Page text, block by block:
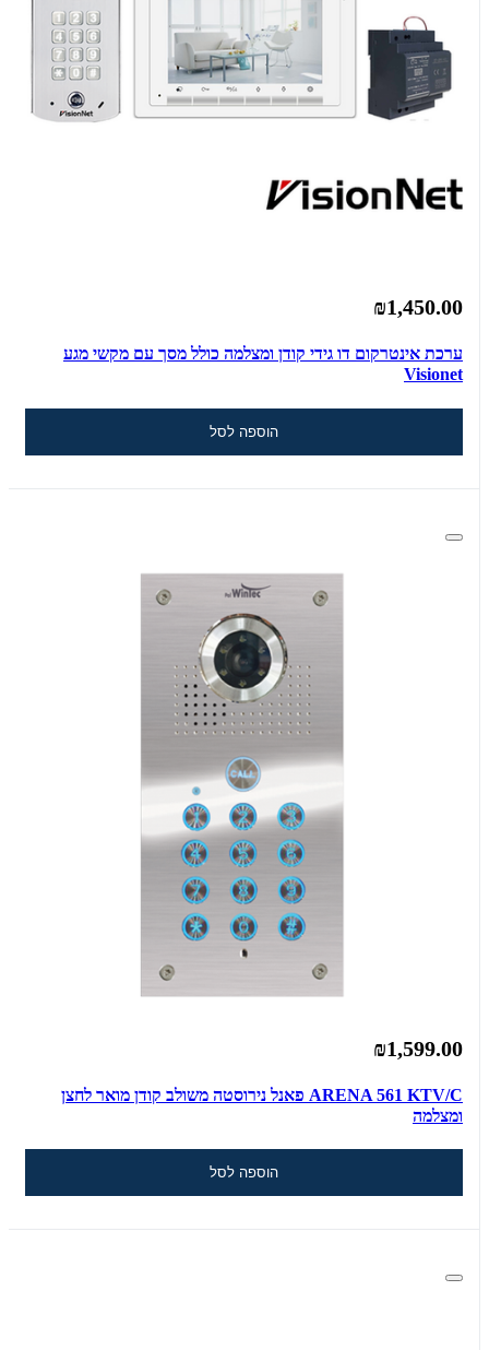
₪1,450.00
ערכת אינטרקום דו גידי קודן ומצלמה כולל מסך עם מקשי מגע
Visionet
הוספה לסל
₪1,599.00
ARENA 561 KTV/C פאנל נירוסטה משולב קודן מואר לחצן
ומצלמה
הוספה לסל